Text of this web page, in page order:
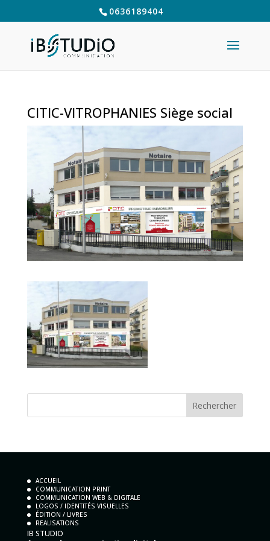
0636189404
CITIC-VITROPHANIES Siège social
ACCUEIL
COMMUNICATION PRINT
COMMUNICATION WEB & DIGITALE
LOGOS / IDENTITÉS VISUELLES
ÉDITION / LIVRES
REALISATIONS
IB STUDIO